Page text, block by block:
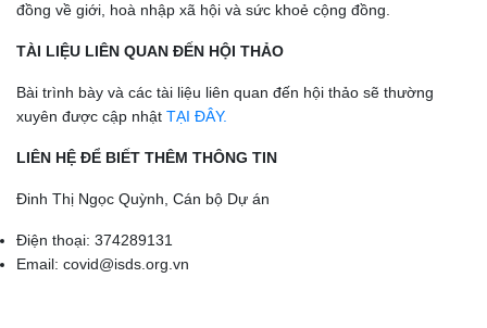
đồng về giới, hoà nhập xã hội và sức khoẻ cộng đồng.
TÀI LIỆU LIÊN QUAN ĐẾN HỘI THẢO
Bài trình bày và các tài liệu liên quan đến hội thảo sẽ thường
xuyên được cập nhật TẠI ĐÂY.
LIÊN HỆ ĐỂ BIẾT THÊM THÔNG TIN
Đinh Thị Ngọc Quỳnh, Cán bộ Dự án
Điện thoại: 374289131
Email: covid@isds.org.vn